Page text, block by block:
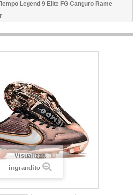
Legend 9 Elite FG Canguro Rame
Visualizza
ingrandito